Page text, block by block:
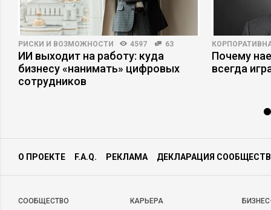
РИСКИ И ВОЗМОЖНОСТИ 4597 63
ИИ выходит на работу: куда
бизнесу «нанимать» цифровых
сотрудников
Почему
всегда
О ПРОЕКТЕ F.A.Q. РЕКЛАМА ДЕКЛАРАЦИЯ
CООБЩЕСТВО КАРЬЕРА